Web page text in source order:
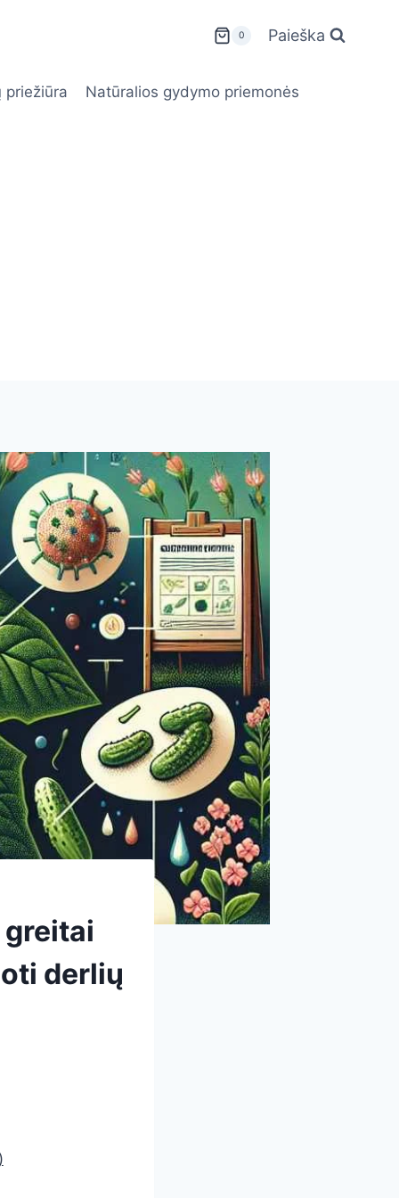
0 Paieška
priežiūra Natūralios gydymo priemonės
derlių